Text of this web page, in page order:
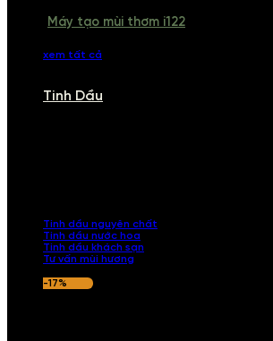
Máy tạo mùi thơm i122
xem tất cả
Tinh Dầu
Tinh dầu nguyên chất
Tinh dầu nước hoa
Tinh dầu khách sạn
Tư vấn mùi hương
-17%